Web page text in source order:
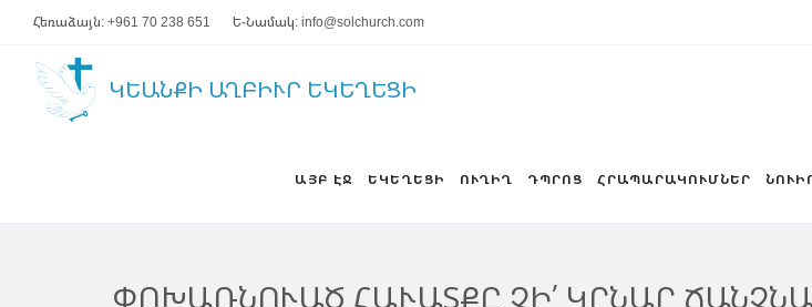
Հեռաձայն: +961 70 238 651 Ե-Նամակ: info@solchurch.com
ԿԵԱՆՔԻ ԱՂԲԻՒՐ ԵԿԵՂԵՑԻ
ԱՅԲ ԷՋ ԵԿԵՂԵՑԻ ՈՒՂԻՂ ԴՊՐՈՑ ՀՐԱՊԱՐԱԿՈՒՄՆԵՐ
ՓՈԽԱՌՆՈՒԱԾ ՀԱՒԱՏՔԸ ՉԻ՛ ԿՐՆԱՐ